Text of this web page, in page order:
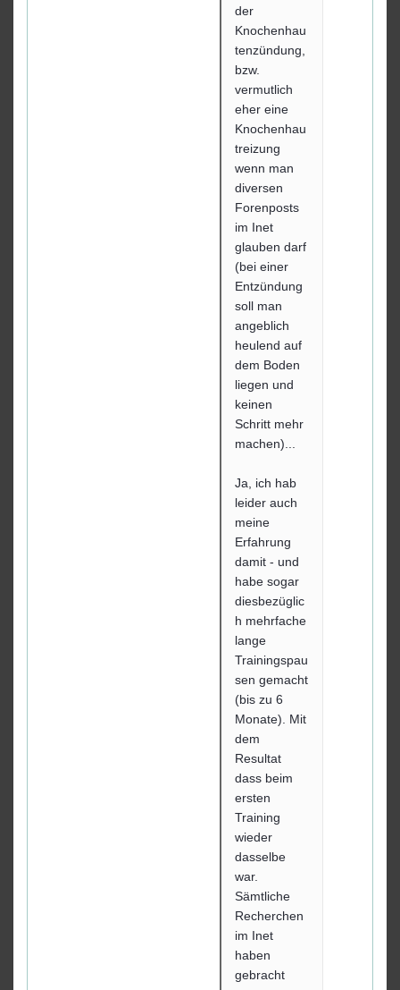
der
Knochenhau
tenzündung,
bzw.
vermutlich
eher eine
Knochenhau
treizung
wenn man
diversen
Forenposts
im Inet
glauben darf
(bei einer
Entzündung
soll man
angeblich
heulend auf
dem Boden
liegen und
keinen
Schritt mehr
machen)...
Ja, ich hab
leider auch
meine
Erfahrung
damit - und
habe sogar
diesbezüglic
h mehrfache
lange
Trainingspau
sen gemacht
(bis zu 6
Monate). Mit
dem
Resultat
dass beim
ersten
Training
wieder
dasselbe
war.
Sämtliche
Recherchen
im Inet
haben
gebracht